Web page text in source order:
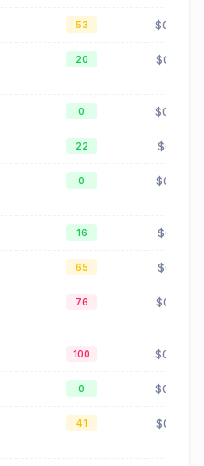
53 $0.42
20 $0.23
0 $0.40
22 $0.15
0 $0.00
16 $0.15
65 $0.15
76 $0.97
100 $0.24
0 $0.49
41 $0.23